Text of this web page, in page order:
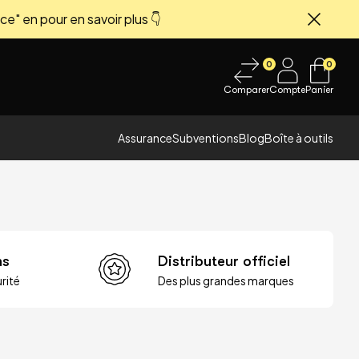
en pour en savoir plus 👇
0
ComparerCompte
0
Panier
AssuranceSubventionsBlogBoîte à outils
Distributeur officiel
Des plus grandes marques